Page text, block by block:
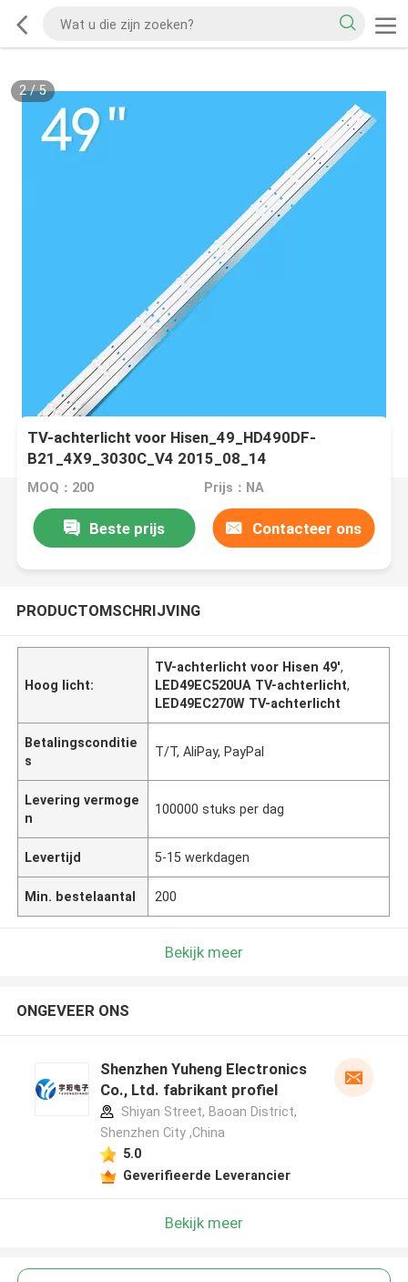
2/5
TV-achterlicht voor Hisen_49_HD490DF-
B21_4X9_3030C_V4 2015_08_14
LED49EC520UA LED49EC270W LED49K300U
MOQ：200 Prijs：NA
Beste prijs Contacteer ons
PRODUCTOMSCHRIJVING
Hoog licht:
TV-achterlicht voor Hisen 49',
LED49EC520UA TV-achterlicht,
LED49EC270W TV-achterlicht
Betalingsconditie
s
T/T, AliPay, PayPal
Levering vermoge
n
100000 stuks per dag
Levertijd 5-15 werkdagen
Min. bestelaantal 200
Bekijk meer
ONGEVEER ONS
Shenzhen Yuheng Electronics
Co., Ltd. fabrikant profiel
Shiyan Street, Baoan District,
Shenzhen City ,China
5.0
Geverifieerde Leverancier
Bekijk meer